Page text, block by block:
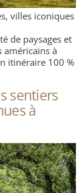
villes iconiques
de paysages et
américains à
itinéraire 100 %
sentiers
à